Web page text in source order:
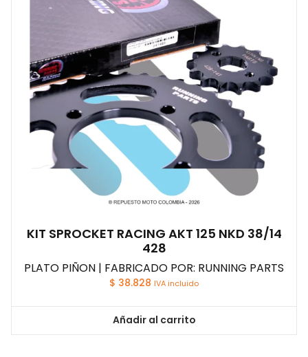
KIT SPROCKET RACING AKT 125 NKD 38/14
428
PLATO PIÑON | FABRICADO POR: RUNNING PARTS
$ 38.828 IVA incluido
Añadir al carrito